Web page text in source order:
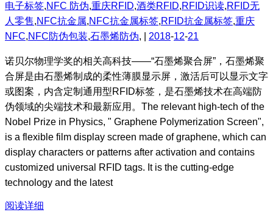
电子标签,NFC 防伪,重庆RFID,酒类RFID,RFID识读,RFID无
人零售,NFC抗金属,NFC抗金属标签,RFID抗金属标签,重庆
NFC,NFC防伪包装,石墨烯防伪, | 2018-12-21
诺贝尔物理学奖的相关高科技——“石墨烯聚合屏”，石墨烯聚
合屏是由石墨烯制成的柔性薄膜显示屏，激活后可以显示文字
或图案，内含定制通用型RFID标签，是石墨烯技术在高端防
伪领域的尖端技术和最新应用。The relevant high-tech of the
Nobel Prize in Physics, " Graphene Polymerization Screen",
is a flexible film display screen made of graphene, which can
display characters or patterns after activation and contains
customized universal RFID tags. It is the cutting-edge
technology and the latest
阅读详细